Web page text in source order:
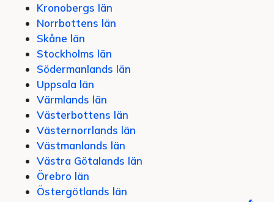
Kronobergs län
Norrbottens län
Skåne län
Stockholms län
Södermanlands län
Uppsala län
Värmlands län
Västerbottens län
Västernorrlands län
Västmanlands län
Västra Götalands län
Örebro län
Östergötlands län